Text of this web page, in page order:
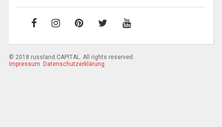
© 2018 russland.CAPITAL. All rights reserved.
Impressum
Datenschutzerklärung